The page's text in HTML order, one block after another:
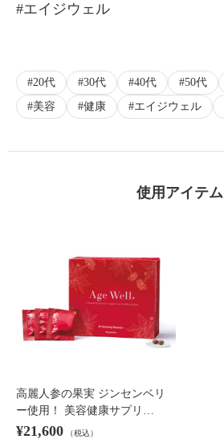
#エイジウェル
20代 30代 40代 50代
美容
健康 エイジウェル
使用アイテム
高麗人参の果実 ジンセンベリ
ー使用！ 美容健康サプリ…
¥21,600 （税込）